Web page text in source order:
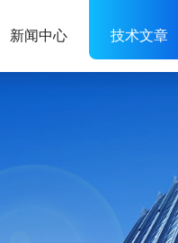
新闻中心 技术文章